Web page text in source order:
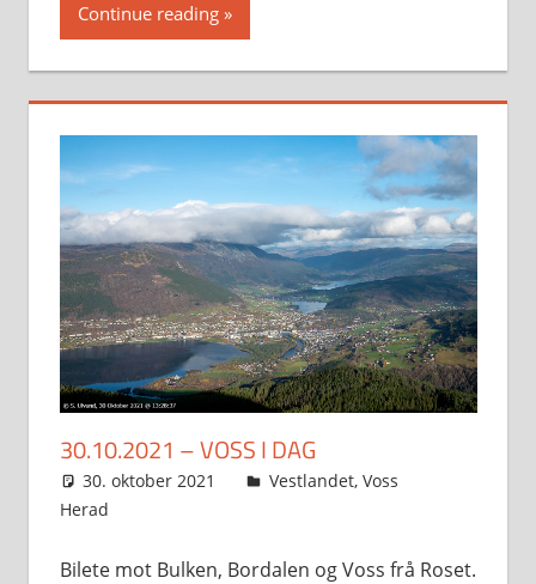
Continue reading
30.10.2021 – VOSS I DAG
30. oktober 2021 Svein
Vestlandet, Voss
Herad
Bilete mot Bulken, Bordalen og Voss frå Roset.